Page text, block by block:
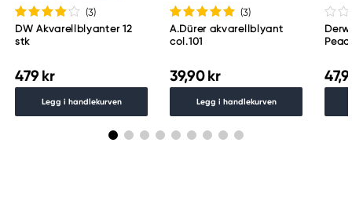
(3)
DW Akvarellblyanter 12
stk
479 kr
Legg i handlekurven
(3)
A.Dürer akvarellblyant
col.101
39,90 kr
Legg i handlekurven